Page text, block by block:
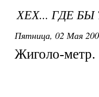
ХЕХ... ГДЕ БЫ
Пятница, 02 Мая
Жиголо-метр.